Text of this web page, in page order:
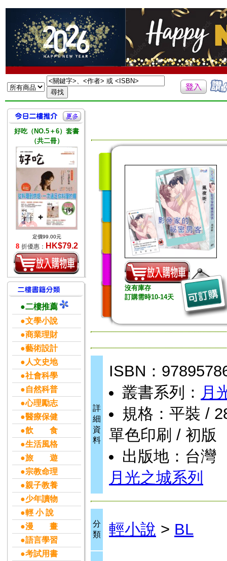
好吃（NO.5＋6）套書
（共二冊）
定價99.00元
8 折優惠： HK$79.2
●二樓推薦
●文學小說
●商業理財
●藝術設計
●人文史地
●社會科學
●自然科普
●心理勵志
●醫療保健
●飲 食
●生活風格
●旅 遊
●宗教命理
●親子教養
●少年讀物
●輕 小 說
●漫 畫
●語言學習
●考試用書
沒有庫存
訂購需時10-14天
詳
細
資
料
ISBN：
叢書系列： 月
規格：平裝 /
單色印刷 / 初版
出版地：台灣
月光之城系列
分
類
輕小說 > BL